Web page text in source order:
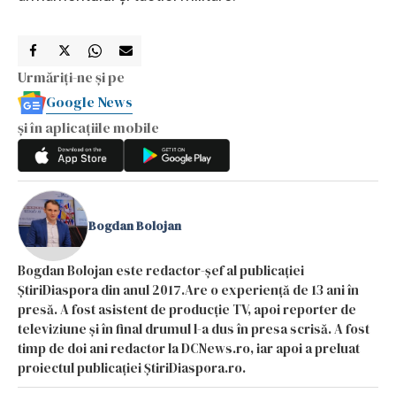
Urmăriți-ne și pe
Google News
și în aplicațiile mobile
Bogdan Bolojan
Bogdan Bolojan este redactor-șef al publicației
ȘtiriDiaspora din anul 2017.Are o experiență de 13 ani în
presă. A fost asistent de producție TV, apoi reporter de
televiziune și în final drumul l-a dus în presa scrisă. A fost
timp de doi ani redactor la DCNews.ro, iar apoi a preluat
proiectul publicației ȘtiriDiaspora.ro.